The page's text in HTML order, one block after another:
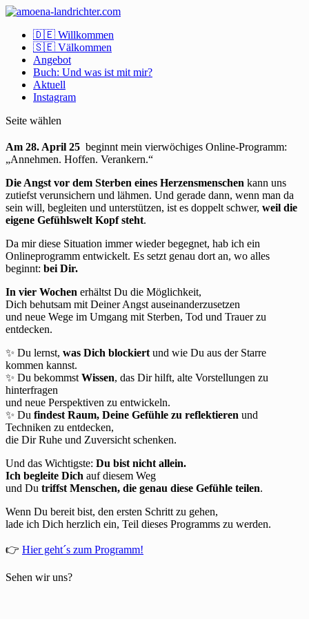
🇩🇪 Willkommen
🇸🇪 Välkommen
Angebot
Buch: Und was ist mit mir?
Aktuell
Instagram
Seite wählen
Am 28. April 25 beginnt mein vierwöchiges Online-Programm:
„Annehmen. Hoffen. Verankern.“
Die Angst vor dem Sterben eines Herzensmenschen kann uns
zutiefst verunsichern und lähmen. Und gerade dann, wenn man da
sein will, begleiten und unterstützen, ist es doppelt schwer, weil die
eigene Gefühlswelt Kopf steht.
Da mir diese Situation immer wieder begegnet, hab ich ein
Onlineprogramm entwickelt. Es setzt genau dort an, wo alles
beginnt: bei Dir.
In vier Wochen erhältst Du die Möglichkeit,
Dich behutsam mit Deiner Angst auseinanderzusetzen
und neue Wege im Umgang mit Sterben, Tod und Trauer zu
entdecken.
✨ Du lernst, was Dich blockiert und wie Du aus der Starre
kommen kannst.
✨ Du bekommst Wissen, das Dir hilft, alte Vorstellungen zu
hinterfragen
und neue Perspektiven zu entwickeln.
✨ Du findest Raum, Deine Gefühle zu reflektieren und
Techniken zu entdecken,
die Dir Ruhe und Zuversicht schenken.
Und das Wichtigste: Du bist nicht allein.
Ich begleite Dich auf diesem Weg
und Du triffst Menschen, die genau diese Gefühle teilen.
Wenn Du bereit bist, den ersten Schritt zu gehen,
lade ich Dich herzlich ein, Teil dieses Programms zu werden.
👉 Hier geht´s zum Programm!
Sehen wir uns?